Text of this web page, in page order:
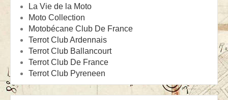
La Vie de la Moto
Moto Collection
Motobécane Club De France
Terrot Club Ardennais
Terrot Club Ballancourt
Terrot Club De France
Terrot Club Pyreneen